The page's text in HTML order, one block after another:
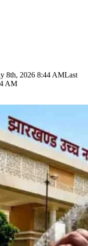
8th, 2026 8:44 AMLast
AM